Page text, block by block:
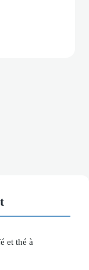
et thé à